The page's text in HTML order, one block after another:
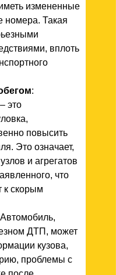
измененные
номера. Такая
вплоть
:
это
повысить
Это означает,
и агрегатов
что
к скорым
ДТП, может
кузова,
проблемы с